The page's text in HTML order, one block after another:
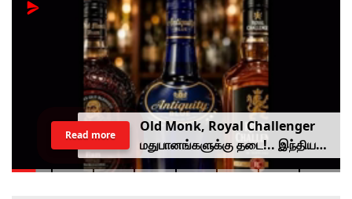
Old Monk, Royal Challenger
மதுபானங்களுக்கு தடை!.. இந்திய
உணவு பாதுகாப்பு ஆணையம் அதிரடி.
Read more